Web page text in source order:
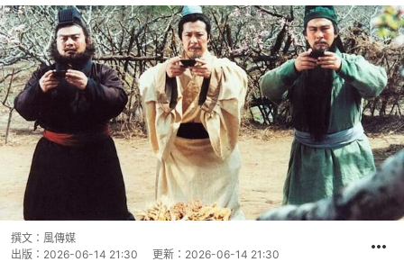
撰文： 風傳媒
出版： 2026-06-14 21:30 更新： 2026-06-14 21:30